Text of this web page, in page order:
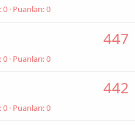
0 Puanları 0
447
0 Puanları 0
442
0 Puanları 0